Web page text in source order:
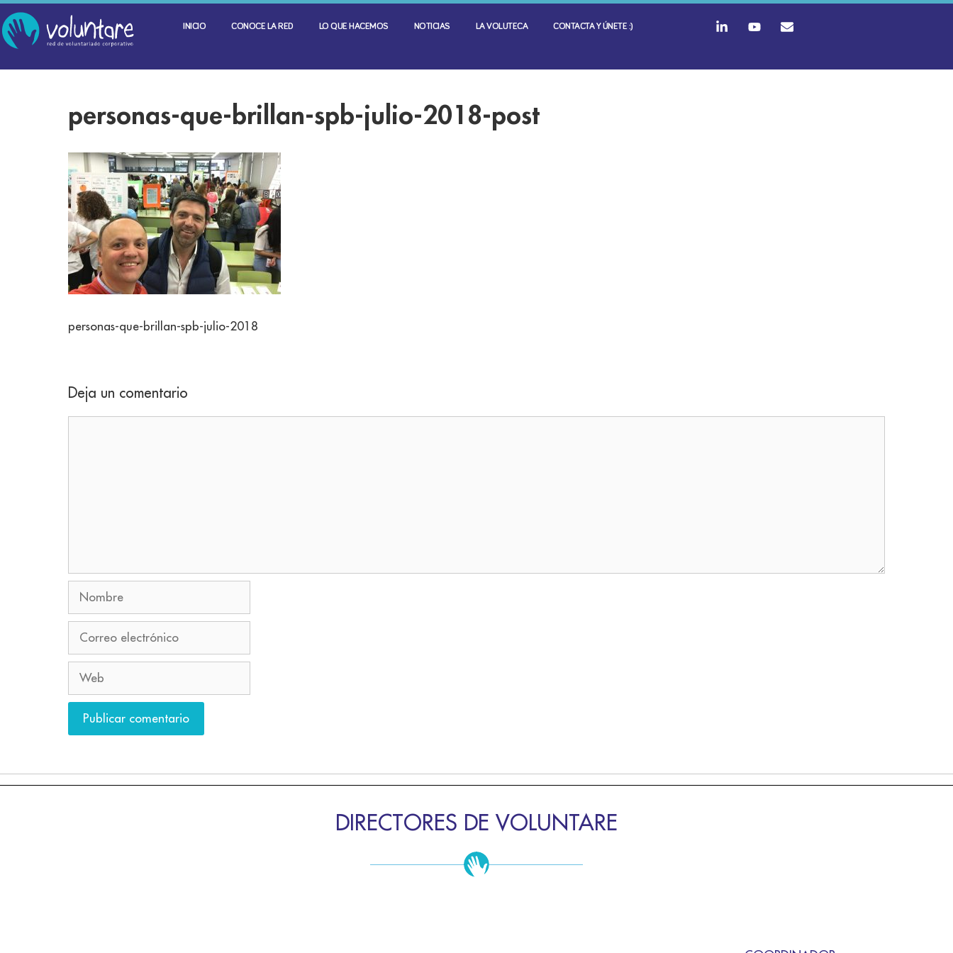
INICIO CONOCE LA RED LO QUE HACEMOS NOTICIAS LA VOLUTECA CONTACTA Y ÚNETE :)
personas-que-brillan-spb-julio-2018-post
personas-que-brillan-spb-julio-2018
Deja un comentario
DIRECTORES DE VOLUNTARE